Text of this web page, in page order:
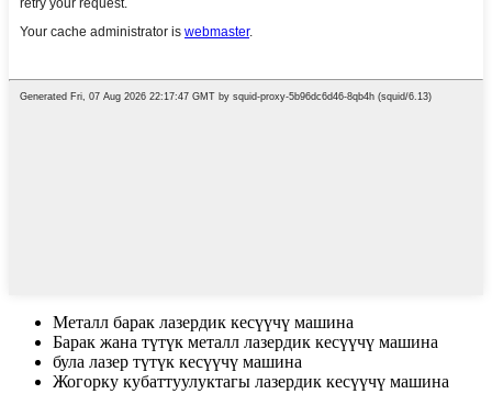
Металл барак лазердик кесүүчү машина
Барак жана түтүк металл лазердик кесүүчү машина
була лазер түтүк кесүүчү машина
Жогорку кубаттуулуктагы лазердик кесүүчү машина